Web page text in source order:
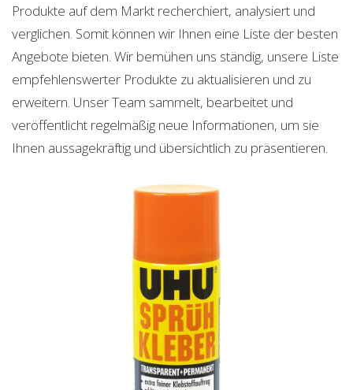
Produkte auf dem Markt recherchiert, analysiert und
verglichen. Somit können wir Ihnen eine Liste der besten
Angebote bieten. Wir bemühen uns ständig, unsere Liste
empfehlenswerter Produkte zu aktualisieren und zu
erweitern. Unser Team sammelt, bearbeitet und
veröffentlicht regelmäßig neue Informationen, um sie
Ihnen aussagekräftig und übersichtlich zu präsentieren.